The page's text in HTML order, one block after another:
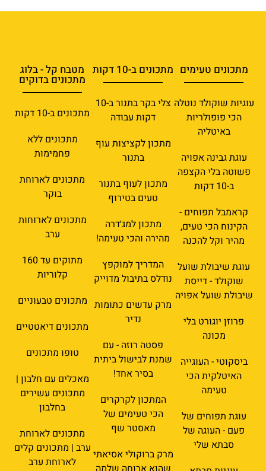
מתכונים טעימים
עוגיות שוקולד נוטלה
הכי פופולריות
באיטליה
עוגת גבינה אפויה
פשוטה בלי הקצפה
ב-10 דקות
קראמבל תפוחים -
הקינוח הכי טעים,
מהיר וקל להכנה
עוגת שיבולת שועל
שוקולד - דייסת
שיבולת שועל אפויה
פרוזן יוגורט בלי
מכונה
ביסקוטי - העוגייה
האיטלקית הכי
טעימה
עוגת תפוחים של
פעם - העוגה של
סבתא שלי
מתכונים ב-10 דקות
צלי בקר בתנור ב-10
דקות עבודה
מתכון לקציצות עוף
בתנור
מתכון לעוף בתנור
טעים בטירוף
מתכון למג׳דרה
מהירה והכי טעימה!
המדריך למוקפץ
נודלס בתיבול מדוייק
מרק עדשים כתומות
נדיר
פסטה רוזה - עם
שמנת לבישול ביתית
בסיר אחד!
המתכון לקרקרים
הכי טעימים של
מאסטר שף
מרק ברוקולי אסיאתי
מטבח קל - בלוג
מתכונים בדוקים
מתכונים ב-10 דקות
מתכונים ללא
פחמימות
מתכונים לארוחת
בוקר
מתכונים לארוחות
ערב
מתוקים עד 160
קלוריות
מתכונים טבעוניים
מתכונים דיאטטיים
טופו מתכונים
מאכלים עם חלבון |
מתכונים עשירים
בחלבון
מתכונים לארוחת
ערב | מתכונים קלים
לארוחת ערב